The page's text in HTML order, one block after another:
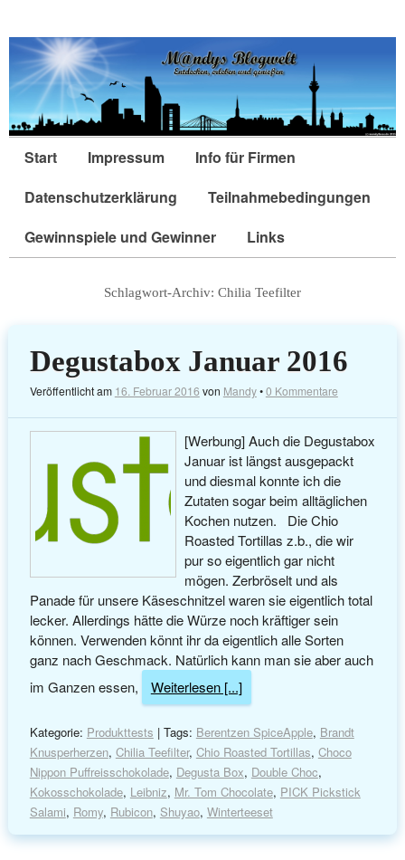
Start Impressum
Info für Firmen
Datenschutzerklärung
Teilnahmebedingungen
Gewinnspiele und Gewinner
Links
Schlagwort-Archiv: Chilia Teefilter
Degustabox Januar 2016
Veröffentlicht am 16. Februar 2016 von Mandy•0 Kommentare
[Werbung] Auch die Degustabox
Januar ist längst ausgepackt
und diesmal konnte ich die
Zutaten sogar beim alltäglichen
Kochen nutzen. Die Chio
Roasted Tortillas z.b., die wir
pur so eigentlich gar nicht
mögen. Zerbröselt und als
Panade für unsere Käseschnitzel waren sie eigentlich total
lecker. Allerdings hätte die Würze noch kräftiger sein
können. Verwenden könnt ihr da eigentlich alle Sorten
ganz nach Geschmack. Natürlich kann man sie aber auch
im Ganzen essen,
Weiterlesen [...]
Kategorie: Produkttests | Tags: Berentzen SpiceApple, Brandt
Knusperherzen, Chilia Teefilter, Chio Roasted Tortillas, Choco
Nippon Puffreisschokolade, Degusta Box, Double Choc,
Kokosschokolade, Leibniz, Mr. Tom Chocolate, PICK Pickstick
Salami, Romy, Rubicon, Shuyao, Winterteeset